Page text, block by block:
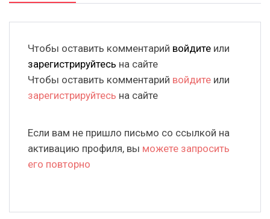
Чтобы оставить комментарий войдите или
зарегистрируйтесь на сайте
Чтобы оставить комментарий войдите или
зарегистрируйтесь на сайте
Если вам не пришло письмо со ссылкой на
активацию профиля, вы можете запросить
его повторно